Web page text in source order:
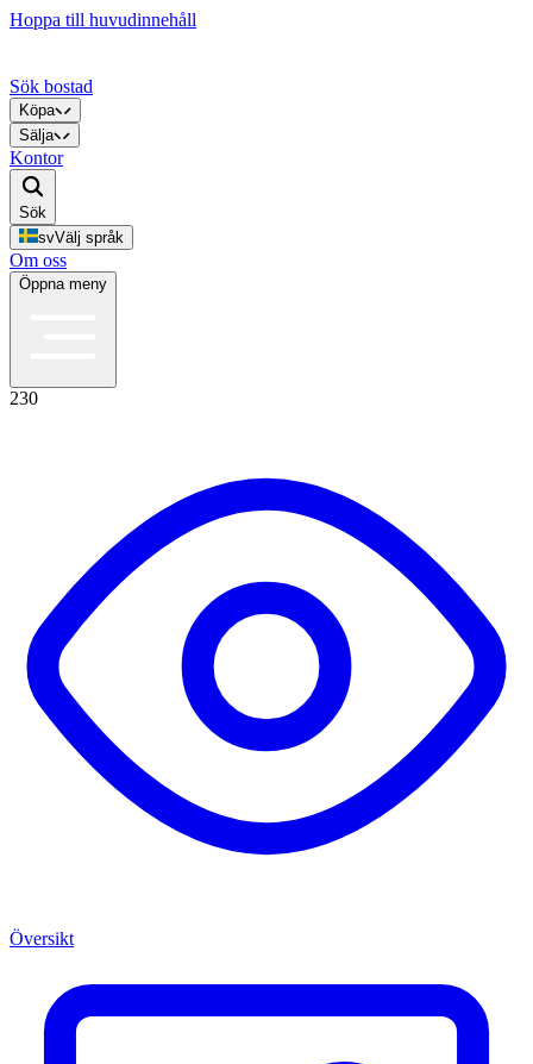
Hoppa till huvudinnehåll
Sök bostad
Köpa
Sälja
Kontor
Sök
svVälj språk
Om oss
Öppna meny
230
Översikt